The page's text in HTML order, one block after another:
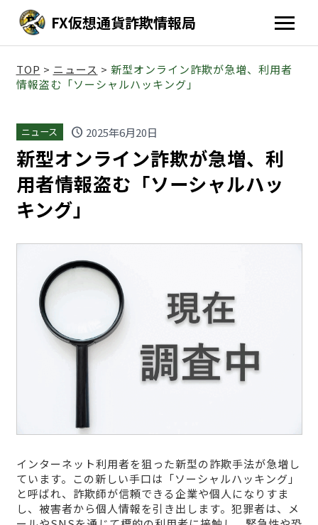
FX仮想通貨詐欺情報局
TOP > ニュース > 新型オンライン詐欺が急増、利用者
情報盗む「ソーシャルハッキング」
ニュース schedule 2025年6月20日
新型オンライン詐欺が急増、利
用者情報盗む「ソーシャルハッ
キング」
インターネット利用者を狙った新型の詐欺手法が急増し
ています。この新しい手口は「ソーシャルハッキング」
と呼ばれ、詐欺師が信頼できる企業や個人になりすま
し、被害者から個人情報を引き出します。犯罪者は、メ